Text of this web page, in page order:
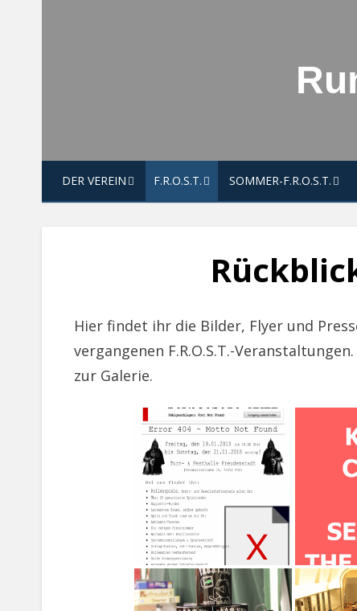
DER VEREIN F.R.O.S.T. SOMMER-F.R.O.S.T.
Hier findet ihr die Bilder, Flyer und
vergangenen F.R.O.S.T.-
zur Galerie.